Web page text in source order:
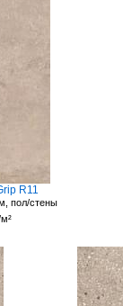
R11
пол/стены